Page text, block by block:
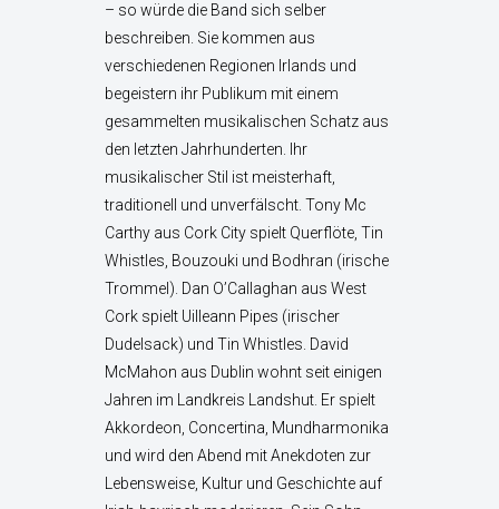
– so würde die Band sich selber
beschreiben. Sie kommen aus
verschiedenen Regionen Irlands und
begeistern ihr Publikum mit einem
gesammelten musikalischen Schatz aus
den letzten Jahrhunderten. Ihr
musikalischer Stil ist meisterhaft,
traditionell und unverfälscht. Tony Mc
Carthy aus Cork City spielt Querflöte, Tin
Whistles, Bouzouki und Bodhran (irische
Trommel). Dan O’Callaghan aus West
Cork spielt Uilleann Pipes (irischer
Dudelsack) und Tin Whistles. David
McMahon aus Dublin wohnt seit einigen
Jahren im Landkreis Landshut. Er spielt
Akkordeon, Concertina, Mundharmonika
und wird den Abend mit Anekdoten zur
Lebensweise, Kultur und Geschichte auf